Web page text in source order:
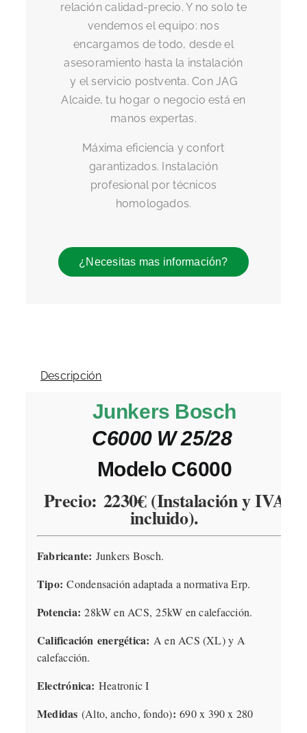
relación calidad-precio. Y no solo te
vendemos el equipo: nos
encargamos de todo, desde el
asesoramiento hasta la instalación
y el servicio postventa. Con JAG
Alcaide, tu hogar o negocio está en
manos expertas.
Máxima eficiencia y confort
garantizados. Instalación
profesional por técnicos
homologados.
¿Necesitas mas información?
Descripción
Junkers Bosch
C6000 W 25/28
Modelo C6000
Precio: 2230€ (Instalación y IVA
incluido).
Fabricante: Junkers Bosch.
Tipo: Condensación adaptada a normativa Erp.
Potencia: 28kW en ACS, 25kW en calefacción.
Calificación energética: A en ACS (XL) y A
calefacción.
Electrónica: Heatronic I
Medidas (Alto, ancho, fondo):690 x 390 x 280